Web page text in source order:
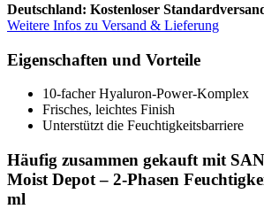
Deutschland: Kostenloser
Weitere Infos zu Versand & Lieferung
Eigenschaften und Vorteile
10-facher Hyaluron-Power-Komplex
Frisches, leichtes Finish
Unterstützt die Feuchtigkeitsbarriere
Häufig zusammen gekauft mit
Moist Depot – 2-Phasen
ml